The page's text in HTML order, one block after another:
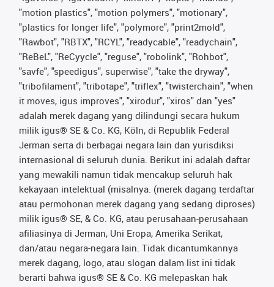
"motion plastics", "motion polymers", "motionary",
"plastics for longer life", "polymore", "print2mold",
"Rawbot", "RBTX", "RCYL", "readycable", "readychain",
"ReBeL", "ReCyycle", "reguse", "robolink", "Rohbot",
"savfe", "speedigus", superwise", "take the dryway",
"tribofilament", "tribotape", "triflex", "twisterchain", "when
it moves, igus improves", "xirodur", "xiros" dan "yes"
adalah merek dagang yang dilindungi secara hukum
milik igus® SE & Co. KG, Köln, di Republik Federal
Jerman serta di berbagai negara lain dan yurisdiksi
internasional di seluruh dunia. Berikut ini adalah daftar
yang mewakili namun tidak mencakup seluruh hak
kekayaan intelektual (misalnya. (merek dagang terdaftar
atau permohonan merek dagang yang sedang diproses)
milik igus® SE, & Co. KG, atau perusahaan-perusahaan
afiliasinya di Jerman, Uni Eropa, Amerika Serikat,
dan/atau negara-negara lain. Tidak dicantumkannya
merek dagang, logo, atau slogan dalam list ini tidak
berarti bahwa igus® SE & Co. KG melepaskan hak